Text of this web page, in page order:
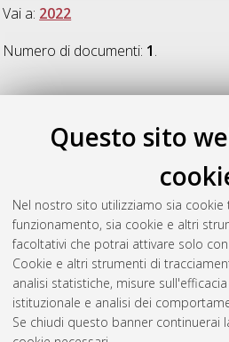
Questo sito
Nel nostro sito utilizziamo sia cookie
funzionamento, sia cookie e altri
facoltativi che potrai attivare solo
Cookie e altri strumenti di
analisi statistiche, misure
istituzionale e analisi dei
Se chiudi questo banner continuerai
Vai a: 2022
Numero di documenti: 1.
2022
Zanichelli, Riccardo (2022)
,
Studiorum Università di Bologna.
Philosophy, science, cognition, and
DOI 10.48676/unibo/
Questa lista e' stata generata